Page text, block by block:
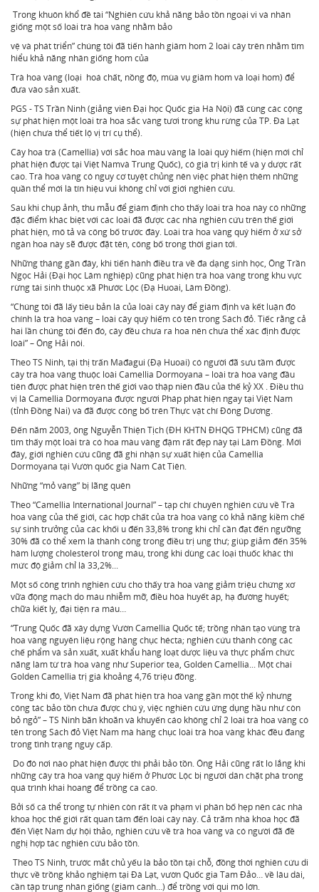
Trong khuôn khổ đề tài “Nghiên cứu khả năng bảo tồn ngoại vi và nhân
giống một số loài trà hoa vàng nhằm bảo
vệ và phát triển” chúng tôi đã tiến hành giâm hom 2 loài cây trên nhằm tìm
hiểu khả năng nhân giống hom của
Trà hoa vàng (loại hoá chất, nồng độ, mùa vụ giâm hom và loại hom) để
đưa vào sản xuất.
PGS - TS Trần Ninh (giảng viên Đại học Quốc gia Hà Nội) đã cùng các cộng
sự phát hiện một loài trà hoa sắc vàng tươi trong khu rừng của TP. Đà Lạt
(hiện chưa thể tiết lộ vị trí cụ thể).
Cây hoa trà (Camellia) với sắc hoa màu vàng là loài quý hiếm (hiện mới chỉ
phát hiện được tại Việt Namvà Trung Quốc), có giá trị kinh tế và y dược rất
cao. Trà hoa vàng có nguy cơ tuyệt chủng nên việc phát hiện thêm những
quần thể mới là tín hiệu vui không chỉ với giới nghiên cứu.
Sau khi chụp ảnh, thu mẫu để giám định cho thấy loài trà hoa này có những
đặc điểm khác biệt với các loài đã được các nhà nghiên cứu trên thế giới
phát hiện, mô tả và công bố trước đây. Loài trà hoa vàng quý hiếm ở xứ sở
ngàn hoa này sẽ được đặt tên, công bố trong thời gian tới.
Những tháng gần đây, khi tiến hành điều tra về đa dạng sinh học, Ông Trần
Ngọc Hải (Đại học Lâm nghiệp) cũng phát hiện trà hoa vàng trong khu vực
rừng tái sinh thuộc xã Phước Lộc (Đạ Huoai, Lâm Đồng).
“Chúng tôi đã lấy tiêu bản lá của loài cây này để giám định và kết luận đó
chính là trà hoa vàng – loài cây quý hiếm có tên trong Sách đỏ. Tiếc rằng cả
hai lần chúng tôi đến đó, cây đều chưa ra hoa nên chưa thể xác định được
loài” – Ông Hải nói.
Theo TS Ninh, tại thị trấn Mađagui (Đạ Huoai) có người đã sưu tầm được
cây trà hoa vàng thuộc loài Camellia Dormoyana – loài trà hoa vàng đầu
tiên được phát hiện trên thế giới vào thập niên đầu của thế kỷ XX . Điều thú
vị là Camellia Dormoyana được người Pháp phát hiện ngay tại Việt Nam
(tỉnh Đồng Nai) và đã được công bố trên Thực vật chí Đông Dương.
Đến năm 2003, ông Nguyễn Thiện Tịch (ĐH KHTN ĐHQG TPHCM) cũng đã
tìm thấy một loài trà có hoa màu vàng đậm rất đẹp này tại Lâm Đồng. Mới
đây, giới nghiên cứu cũng đã ghi nhận sự xuất hiện của Camellia
Dormoyana tại Vườn quốc gia Nam Cát Tiên.
Những “mỏ vàng” bị lãng quên
Theo “Camellia International Journal” – tạp chí chuyên nghiên cứu về Trà
hoa vàng của thế giới, các hợp chất của trà hoa vàng có khả năng kiềm chế
sự sinh trưởng của các khối u đến 33,8% trong khi chỉ cần đạt đến ngưỡng
30% đã có thể xem là thành công trong điều trị ung thư; giúp giảm đến 35%
hàm lượng cholesterol trong máu, trong khi dùng các loại thuốc khác thì
mức độ giảm chỉ là 33,2%...
Một số công trình nghiên cứu cho thấy trà hoa vàng giảm triệu chứng xơ
vữa động mạch do máu nhiễm mỡ, điều hòa huyết áp, hạ đường huyết;
chữa kiết lỵ, đại tiện ra máu…
“Trung Quốc đã xây dựng Vườn Camellia Quốc tế; trồng nhân tạo vùng trà
hoa vàng nguyên liệu rộng hàng chục hécta; nghiên cứu thành công các
chế phẩm và sản xuất, xuất khẩu hàng loạt dược liệu và thực phẩm chức
năng làm từ trà hoa vàng như Superior tea, Golden Camellia... Một chai
Golden Camellia trị giá khoảng 4,76 triệu đồng.
Trong khi đó, Việt Nam đã phát hiện trà hoa vàng gần một thế kỷ nhưng
công tác bảo tồn chưa được chú ý, việc nghiên cứu ứng dụng hầu như còn
bỏ ngỏ” – TS Ninh băn khoăn và khuyến cáo không chỉ 2 loài trà hoa vàng có
tên trong Sách đỏ Việt Nam mà hàng chục loài trà hoa vàng khác đều đang
trong tình trạng nguy cấp.
Do đó nơi nào phát hiện được thì phải bảo tồn. Ông Hải cũng rất lo lắng khi
những cây trà hoa vàng quý hiếm ở Phước Lộc bị người dân chặt phá trong
quá trình khai hoang để trồng ca cao.
Bởi số cá thể trong tự nhiên còn rất ít và phạm vi phân bố hẹp nên các nhà
khoa học thế giới rất quan tâm đến loài cây này. Cả trăm nhà khoa học đã
đến Việt Nam dự hội thảo, nghiên cứu về trà hoa vàng và có người đã đề
nghị hợp tác nghiên cứu bảo tồn.
Theo TS Ninh, trước mắt chủ yếu là bảo tồn tại chỗ, đồng thời nghiên cứu di
thực về trồng khảo nghiệm tại Đà Lạt, vườn Quốc gia Tam Đảo… về lâu dài,
cần tập trung nhân giống (giâm cành…) để trồng với qui mô lớn.